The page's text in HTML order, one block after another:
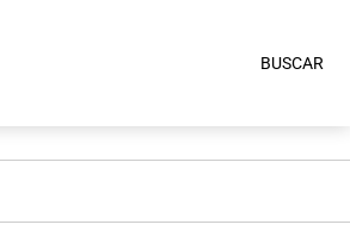
BUSCAR